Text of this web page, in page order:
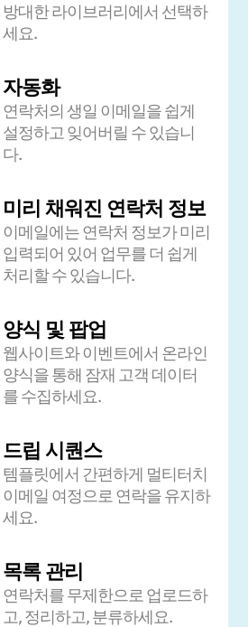
방대한 라이브러리에서 선택하
세요.
자동화
연락처의 생일 이메일을 쉽게
설정하고 잊어버릴 수 있습니
다.
미리 채워진 연락처 정보
이메일에는 연락처 정보가 미리
입력되어 있어 업무를 더 쉽게
처리할 수 있습니다.
양식 및 팝업
웹사이트와 이벤트에서 온라인
양식을 통해 잠재 고객 데이터
를 수집하세요.
드립 시퀀스
템플릿에서 간편하게 멀티터치
이메일 여정으로 연락을 유지하
세요.
목록 관리
연락처를 무제한으로 업로드하
고, 정리하고, 분류하세요.